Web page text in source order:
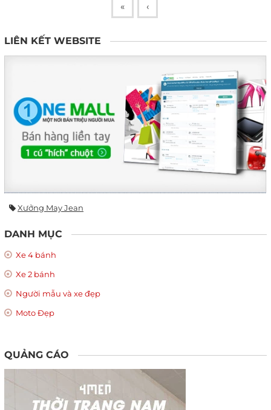
« ‹
LIÊN KẾT WEBSITE
Xưởng May Jean
DANH MỤC
Xe 4 bánh
Xe 2 bánh
Người mẫu và xe đẹp
Moto Đẹp
QUẢNG CÁO